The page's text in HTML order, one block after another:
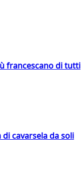
francescano di tutti
cavarsela da soli